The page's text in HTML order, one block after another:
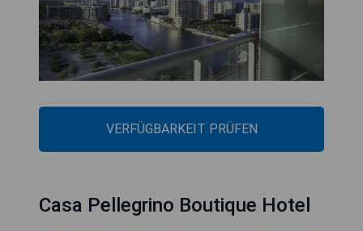
VERFÜGBARKEIT PRÜFEN
Casa Pellegrino Boutique Hotel